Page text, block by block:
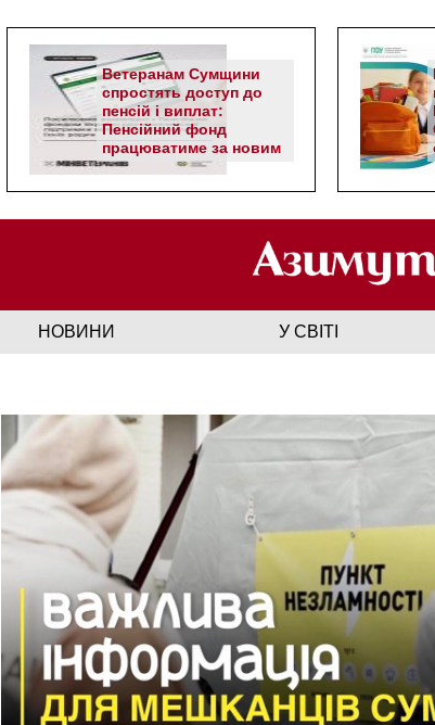
Ветеранам Сумщини
спростять доступ до
пенсій і виплат:
Пенсійний фонд
працюватиме за новим
алгоритмом
НОВИНИ У СВІТІ